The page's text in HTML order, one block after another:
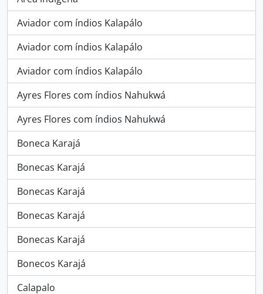
Aviador com índios Kalapálo
Aviador com índios Kalapálo
Aviador com índios Kalapálo
Ayres Flores com índios Nahukwá
Ayres Flores com índios Nahukwá
Boneca Karajá
Bonecas Karajá
Bonecas Karajá
Bonecas Karajá
Bonecas Karajá
Bonecos Karajá
Calapalo